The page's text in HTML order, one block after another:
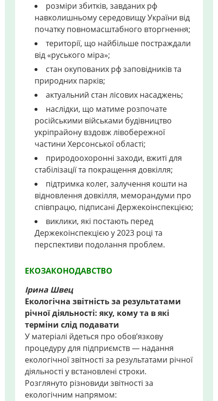
розміри збитків, завданих рф
навколишньому середовищу України від
початку повномасштабного вторгнення;
території, що найбільше постраждали
від «руського міра»;
стан окупованих рф заповідників та
природних парків;
актуальний стан лісових насаджень;
наслідки, що матиме розпочате
російськими військами будівництво
укріпрайону вздовж лівобережної
частини Херсонської області;
природоохоронні заходи, вжиті для
стабілізації та покращення довкілля;
підтримка колег, залучення кошти на
відновлення довкілля, меморандуми про
співпрацю, підписані Держекоінспекцією;
виклики, які постають перед
Держекоінспекцією у 2023 році та
перспективи подолання проблем.
ЕКОЗАКОНОДАВСТВО
Ірина Швец
Екологічна звітність за результатами
річної діяльності: яку, кому та в які
терміни слід подавати
У матеріалі йдеться про обов’язкову
процедуру для підприємств — надання
екологічної звітності за результатами річної
діяльності у встановлені строки.
Розглянуто різновиди звітності за
екологічним напрямом: